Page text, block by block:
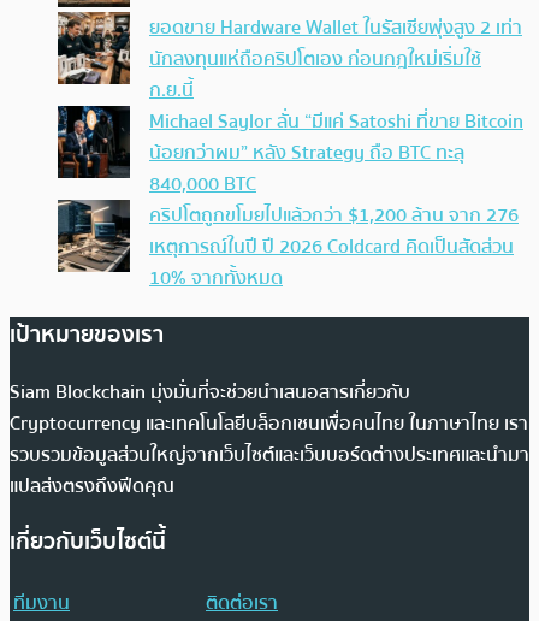
ยอดขาย Hardware Wallet ในรัสเซียพุ่งสูง 2 เท่า
นักลงทุนแห่ถือคริปโตเอง ก่อนกฎใหม่เริ่มใช้
ก.ย.นี้
Michael Saylor ลั่น “มีแค่ Satoshi ที่ขาย Bitcoin
น้อยกว่าผม” หลัง Strategy ถือ BTC ทะลุ
840,000 BTC
คริปโตถูกขโมยไปแล้วกว่า $1,200 ล้าน จาก 276
เหตุการณ์ในปี ปี 2026 Coldcard คิดเป็นสัดส่วน
10% จากทั้งหมด
เป้าหมายของเรา
Siam Blockchain มุ่งมั่นที่จะช่วยนำเสนอสารเกี่ยวกับ
Cryptocurrency และเทคโนโลยีบล็อกเชนเพื่อคนไทย ในภาษาไทย เรา
รวบรวมข้อมูลส่วนใหญ่จากเว็บไซต์และเว็บบอร์ดต่างประเทศและนำมา
แปลส่งตรงถึงฟีดคุณ
เกี่ยวกับเว็บไซต์นี้
ทีมงาน
ติดต่อเรา